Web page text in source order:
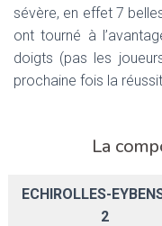
sévère, en effet 7
ont tourné à
doigts (pas les
prochaine fois la
La
ECHIROLLES-
2